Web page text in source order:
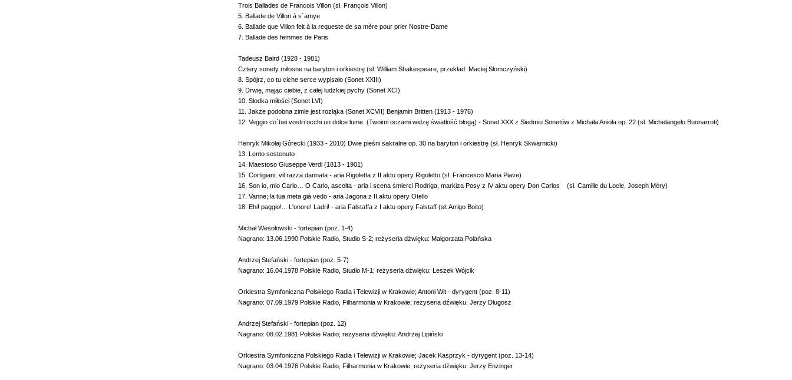
Trois Ballades de Francois Villon (sł. François Villon)
5. Ballade de Villon à s`amye
6. Ballade que Villon feit à la requeste de sa mère pour prier Nostre-Dame
7. Ballade des femmes de Paris
Tadeusz Baird (1928 - 1981)
Cztery sonety miłosne na baryton i orkiestrę (sł. William Shakespeare, przekład: Maciej Słomczyński)
8. Spójrz, co tu ciche serce wypisało (Sonet XXIII)
9. Drwię, mając ciebie, z całej ludzkiej pychy (Sonet XCI)
10. Słodka miłości (Sonet LVI)
11. Jakże podobna zimie jest rozłąka (Sonet XCVII) Benjamin Britten (1913 - 1976)
12. Veggio co`bei vostri occhi un dolce lume (Twoimi oczami widzę światłość błogą) - Sonet XXX z Siedmiu Sonetów z Michała Anioła op. 22 (sł. Michelangelo Buonarroti)
Henryk Mikołaj Górecki (1933 - 2010) Dwie pieśni sakralne op. 30 na baryton i orkiestrę (sł. Henryk Skwarnicki)
13. Lento sostenuto
14. Maestoso Giuseppe Verdi (1813 - 1901)
15. Cortigiani, vil razza dannata - aria Rigoletta z II aktu opery Rigoletto (sł. Francesco Maria Piave)
16. Son io, mio Carlo… O Carlo, ascolta - aria i scena śmierci Rodriga, markiza Posy z IV aktu opery Don Carlos (sł. Camille du Locle, Joseph Méry)
17. Vanne; la tua meta già vedo - aria Jagona z II aktu opery Otello
18. Ehi! paggio!... L'onore! Ladri! - aria Falstaffa z I aktu opery Falstaff (sł. Arrigo Boito)
Michał Wesołowski - fortepian (poz. 1-4)
Nagrano: 13.06.1990 Polskie Radio, Studio S-2; reżyseria dźwięku: Małgorzata Polańska
Andrzej Stefański - fortepian (poz. 5-7)
Nagrano: 16.04.1978 Polskie Radio, Studio M-1; reżyseria dźwięku: Leszek Wójcik
Orkiestra Symfoniczna Polskiego Radia i Telewizji w Krakowie; Antoni Wit - dyrygent (poz. 8-11)
Nagrano: 07.09.1979 Polskie Radio, Filharmonia w Krakowie; reżyseria dźwięku: Jerzy Długosz
Andrzej Stefański - fortepian (poz. 12)
Nagrano: 08.02.1981 Polskie Radio; reżyseria dźwięku: Andrzej Lipiński
Orkiestra Symfoniczna Polskiego Radia i Telewizji w Krakowie; Jacek Kasprzyk - dyrygent (poz. 13-14)
Nagrano: 03.04.1976 Polskie Radio, Filharmonia w Krakowie; reżyseria dźwięku: Jerzy Enzinger